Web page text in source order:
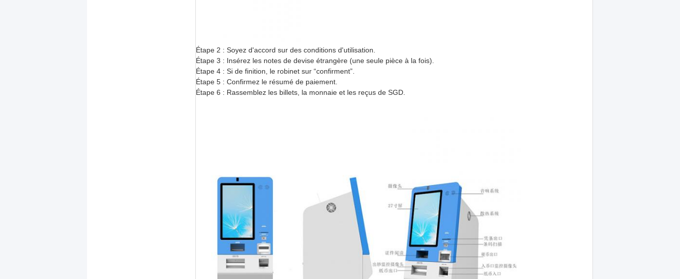
Étape 2 : Soyez d'accord sur des conditions d'utilisation.
Étape 3 : Insérez les notes de devise étrangère (une seule pièce à la fois).
Étape 4 : Si de finition, le robinet sur “confirment”.
Étape 5 : Confirmez le résumé de paiement.
Étape 6 : Rassemblez les billets, la monnaie et les reçus de SGD.